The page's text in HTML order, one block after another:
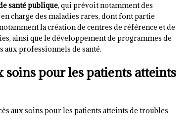
santé publique, qui prévoit notamment des
charge des maladies rares, dont font partie
la création de centres de référence et de
ainsi que le développement de programmes de
aux professionnels de santé.
soins pour les patients atteints
aux soins pour les patients atteints de troubles